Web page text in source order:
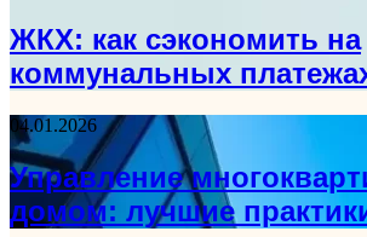
ЖКХ: как сэкономить на
коммунальных
04.01.2026
Управление
домом: лучшие